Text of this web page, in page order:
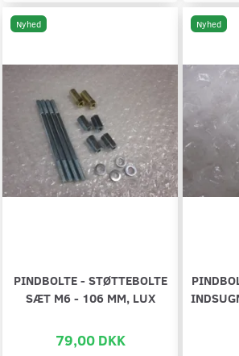
Nyhed
PINDBOLTE - STØTTEBOLTE
SÆT M6 - 106 MM, LUX
79,00 DKK
Nyhed